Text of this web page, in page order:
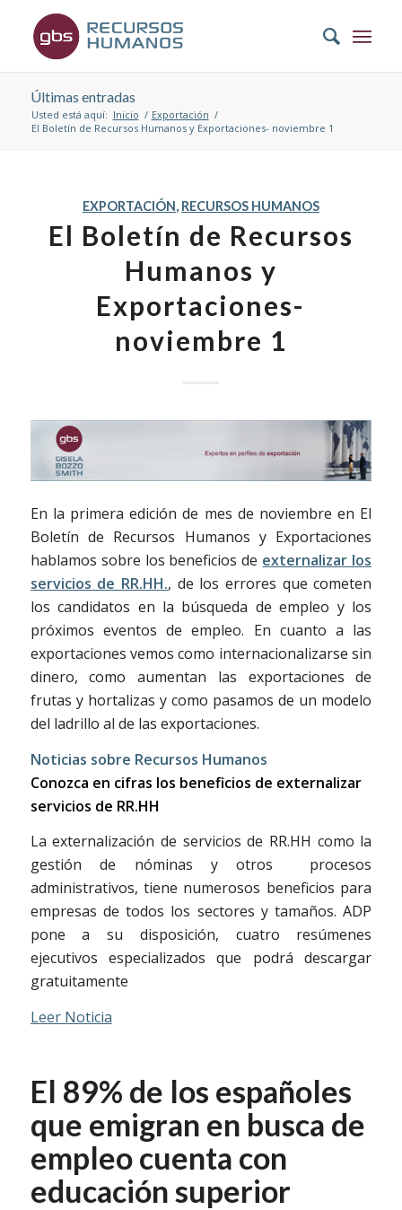
Últimas entradas
Usted está aquí: Inicio / Exportación /
El Boletín de Recursos Humanos y Exportaciones- noviembre 1
EXPORTACIÓN, RECURSOS HUMANOS
El Boletín de Recursos
Humanos y
Exportaciones-
noviembre 1
En la primera edición de mes de noviembre en El
Boletín de Recursos Humanos y Exportaciones
hablamos sobre los beneficios de externalizar los
servicios de RR.HH., de los errores que cometen
los candidatos en la búsqueda de empleo y los
próximos eventos de empleo. En cuanto a las
exportaciones vemos como internacionalizarse sin
dinero, como aumentan las exportaciones de
frutas y hortalizas y como pasamos de un modelo
del ladrillo al de las exportaciones.
Noticias sobre Recursos Humanos
Conozca en cifras los beneficios de externalizar
servicios de RR.HH
La externalización de servicios de RR.HH como la
gestión de nóminas y otros procesos
administrativos, tiene numerosos beneficios para
empresas de todos los sectores y tamaños. ADP
pone a su disposición, cuatro resúmenes
ejecutivos especializados que podrá descargar
gratuitamente
Leer Noticia
El 89% de los españoles
que emigran en busca de
empleo cuenta con
educación superior